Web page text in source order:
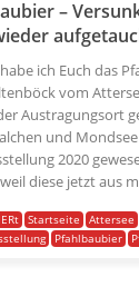
–
ich Euch das
vom
Austragungsort
und
2020
diese jetzt aus
Startseite Attersee
Pfahlbaubier